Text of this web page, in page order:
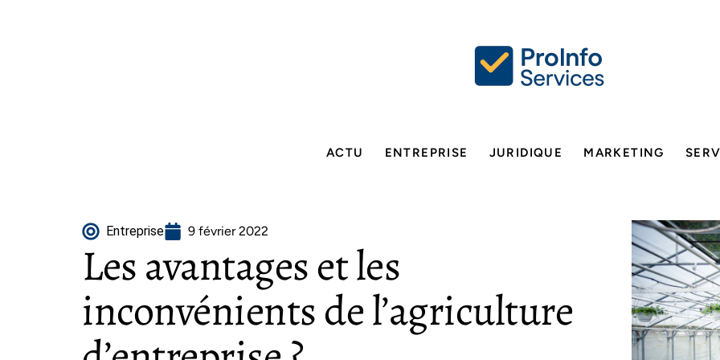
ACTU ENTREPRISE JURIDIQUE MARKETING
Entreprise 9 février 2022
Les avantages et les
inconvénients de l’agriculture